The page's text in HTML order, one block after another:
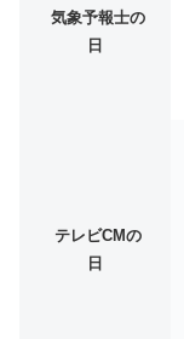
気象予報士の
日
テレビCMの
日